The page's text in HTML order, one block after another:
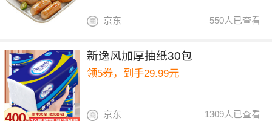
550人已查看
京东
新逸风加厚抽纸30包
领5券，到手29.99元
1309人已查看
京东